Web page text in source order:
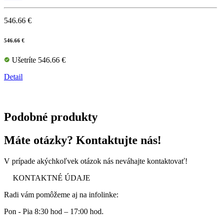
546.66 €
546.66 €
Ušetríte 546.66 €
Detail
Podobné produkty
Máte otázky? Kontaktujte nás!
V prípade akýchkoľvek otázok nás neváhajte kontaktovať!
KONTAKTNÉ ÚDAJE
Radi vám pomôžeme aj na infolinke:
Pon - Pia 8:30 hod – 17:00 hod.